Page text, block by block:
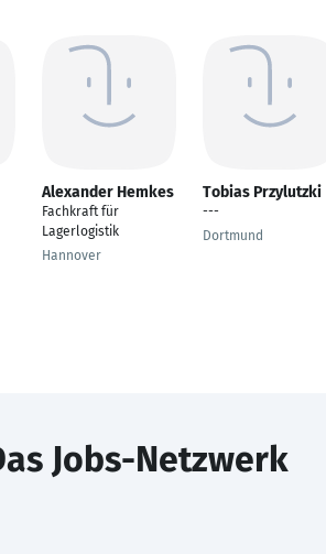
Alexander Hemkes
Fachkraft für
Lagerlogistik
Hannover
Tobias Przylutzki
---
Dortmund
Jobs-Netzwerk